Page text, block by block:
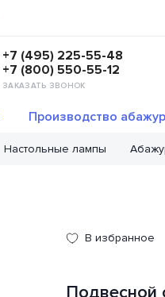
+7 (495) 225-55-48
+7 (800) 550-55-12
ЗАКАЗАТЬ ЗВОНОК
Настольные лампы
Производство
В избранное
Подвесной